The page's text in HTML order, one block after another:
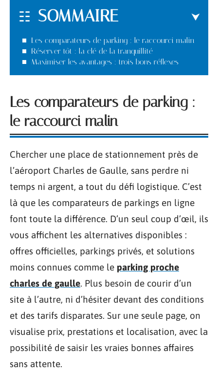
SOMMAIRE
Les comparateurs de parking : le raccourci malin
Réserver tôt : la clé de la tranquillité
Maximiser les avantages : trois bons réflexes
Les comparateurs de parking :
le raccourci malin
Chercher une place de stationnement près de
l’aéroport Charles de Gaulle, sans perdre ni
temps ni argent, a tout du défi logistique. C’est
là que les comparateurs de parkings en ligne
font toute la différence. D’un seul coup d’œil, ils
vous affichent les alternatives disponibles :
offres officielles, parkings privés, et solutions
moins connues comme le parking proche
charles de gaulle. Plus besoin de courir d’un
site à l’autre, ni d’hésiter devant des conditions
et des tarifs disparates. Sur une seule page, on
visualise prix, prestations et localisation, avec la
possibilité de saisir les vraies bonnes affaires
sans attente.